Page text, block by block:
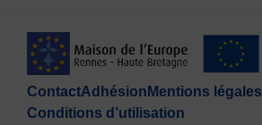
ContactAdhésion Mentions légales
Conditions d’utilisation